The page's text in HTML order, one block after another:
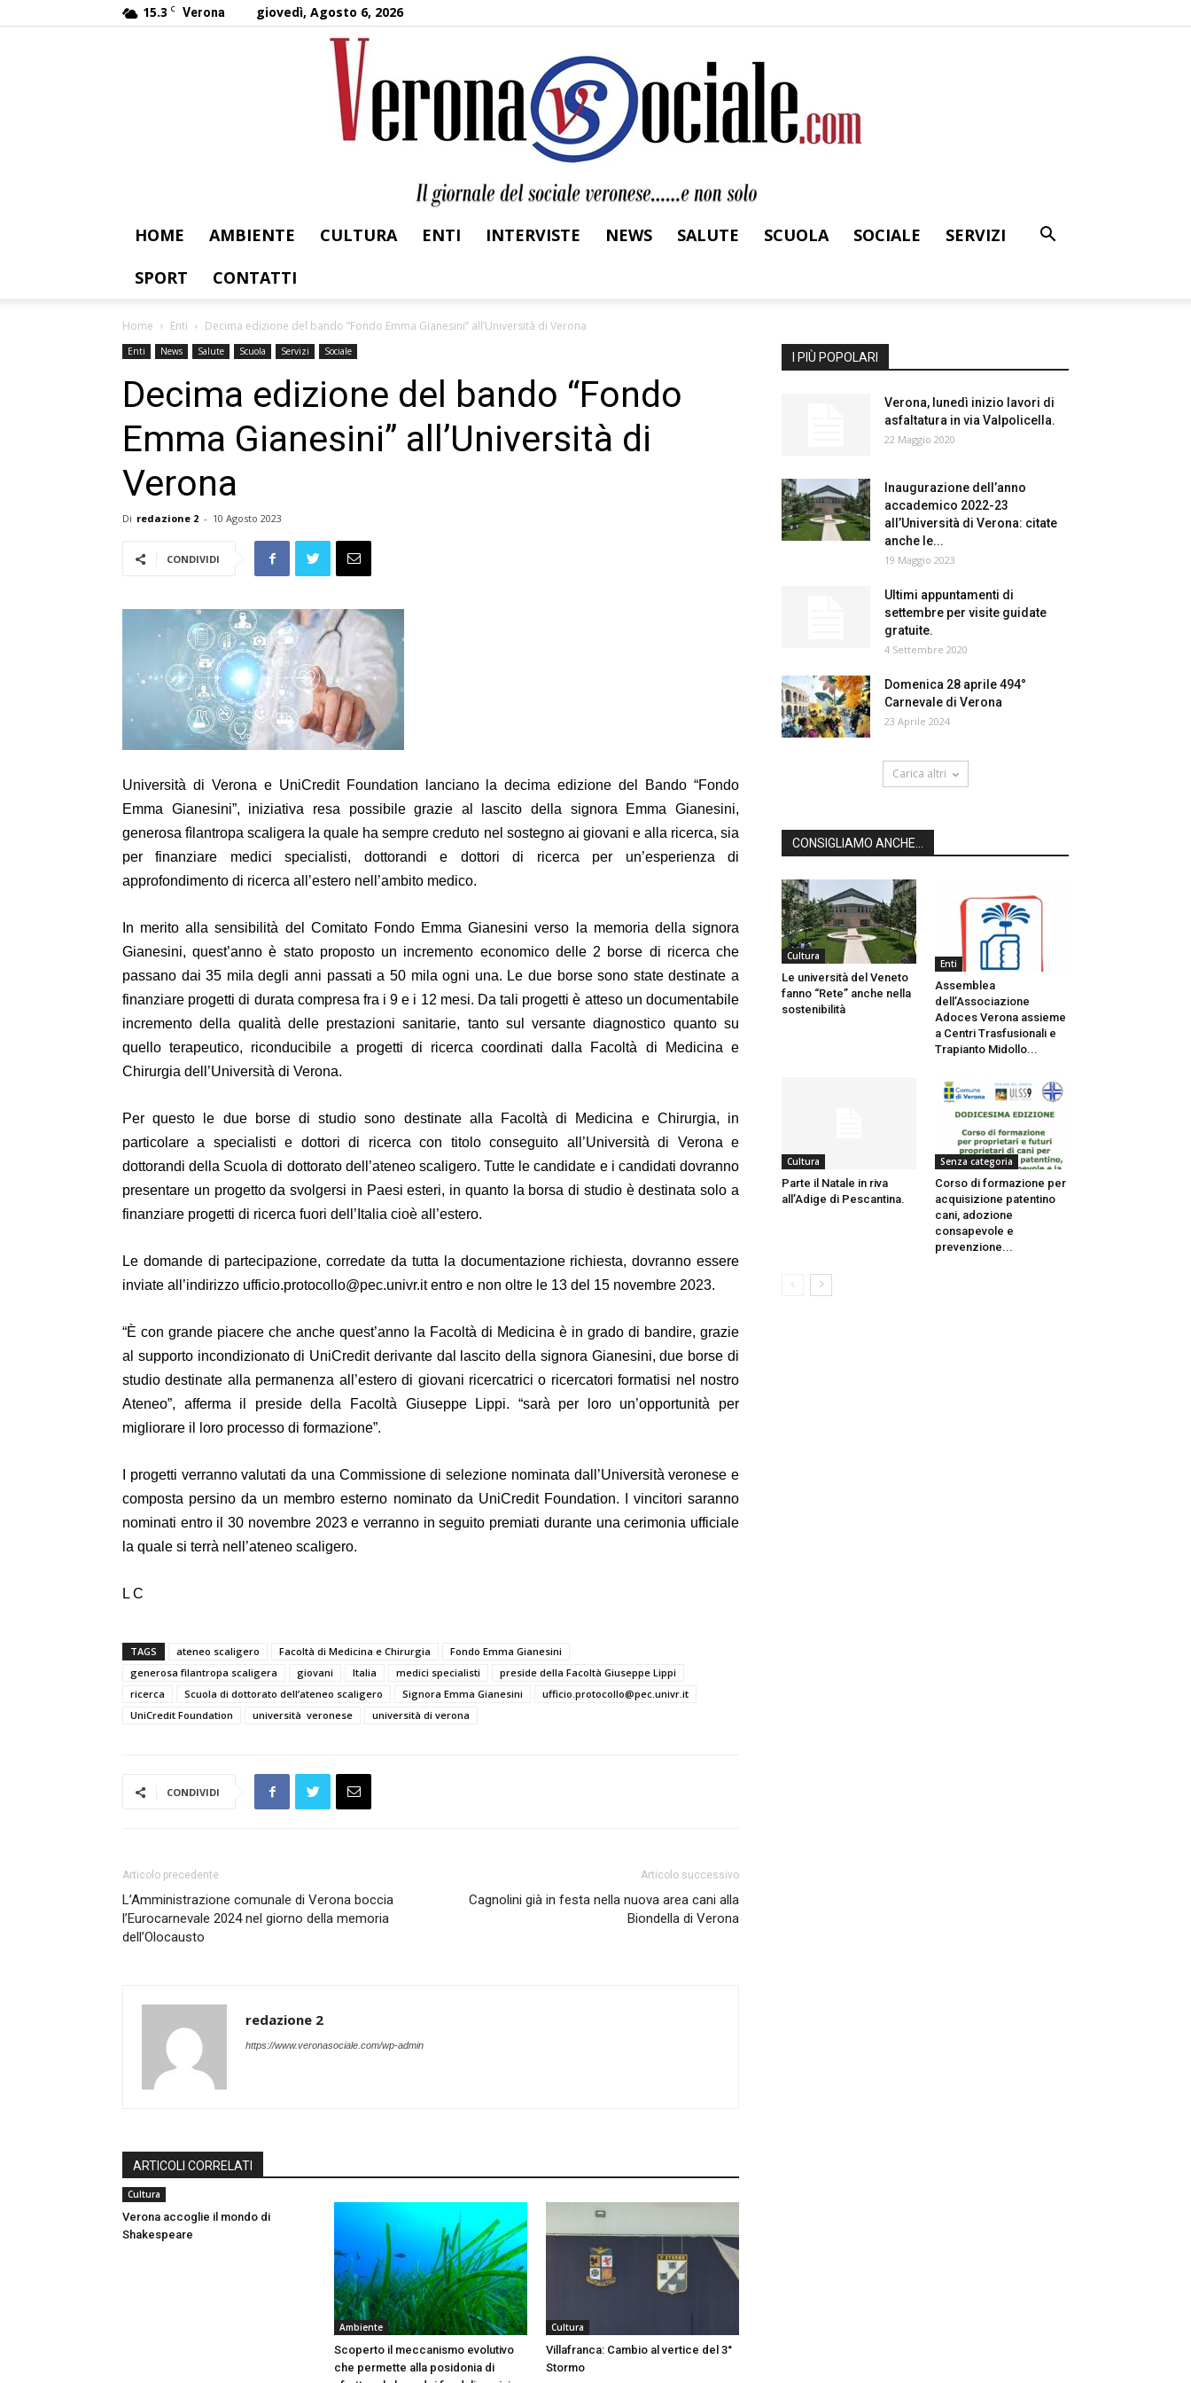
15.3 C Verona giovedì, Agosto 6, 2026
Sociale
HOME AMBIENTE CULTURA ENTI INTERVISTE NEWS SALUTE SCUOLA SOCIALE
SERVIZI
SPORT
CONTATTI
Home Enti Decima edizione del bando “Fondo Emma Gianesini” all’Università di Verona
Enti News Salute Scuola Servizi Sociale
Decima edizione del bando “Fondo
Emma Gianesini” all’Università di
Verona
Di redazione 2 - 10 Agosto 2023
CONDIVIDI
Università di Verona e UniCredit Foundation lanciano la decima edizione del Bando “Fondo
Emma Gianesini”, iniziativa resa possibile grazie al lascito della signora Emma Gianesini,
generosa fìlantropa scaligera la quale ha sempre creduto nel sostegno ai giovani e alla ricerca, sia
per finanziare medici specialisti, dottorandi e dottori di ricerca per un’esperienza di
approfondimento di ricerca all’estero nell’ambito medico.
In merito alla sensibilità del Comitato Fondo Emma Gianesini verso la memoria della signora
Gianesini, quest’anno è stato proposto un incremento economico delle 2 borse di ricerca che
passano dai 35 mila degli anni passati a 50 mila ogni una. Le due borse sono state destinate a
finanziare progetti di durata compresa fra i 9 e i 12 mesi. Da tali progetti è atteso un documentabile
incremento della qualità delle prestazioni sanitarie, tanto sul versante diagnostico quanto su
quello terapeutico, riconducibile a progetti di ricerca coordinati dalla Facoltà di Medicina e
Chirurgia dell’Università di Verona.
Per questo le due borse di studio sono destinate alla Facoltà di Medicina e Chirurgia, in
particolare a specialisti e dottori di ricerca con titolo conseguito all’Università di Verona e
dottorandi della Scuola di dottorato dell’ateneo scaligero. Tutte le candidate e i candidati dovranno
presentare un progetto da svolgersi in Paesi esteri, in quanto la borsa di studio è destinata solo a
finanziare progetti di ricerca fuori dell’Italia cioè all’estero.
Le domande di partecipazione, corredate da tutta la documentazione richiesta, dovranno essere
inviate all’indirizzo ufficio.protocollo@pec.univr.itentro e non oltre le 13 del 15 novembre 2023.
“È con grande piacere che anche quest’anno la Facoltà di Medicina è in grado di bandire, grazie
al supporto incondizionato di UniCredit derivante dal lascito della signora Gianesini, due borse di
studio destinate alla permanenza all’estero di giovani ricercatrici o ricercatori formatisi nel nostro
Ateneo”, afferma il preside della Facoltà Giuseppe Lippi. “sarà per loro un’opportunità per
migliorare il loro processo di formazione”.
I progetti verranno valutati da una Commissione di selezione nominata dall’Università veronese e
composta persino da un membro esterno nominato da UniCredit Foundation. I vincitori saranno
nominati entro il 30 novembre 2023 e verranno in seguito premiati durante una cerimonia ufficiale
la quale si terrà nell’ateneo scaligero.
L C
TAGS ateneo scaligero Facoltà di Medicina e Chirurgia
Fondo Emma Gianesini
generosa fìlantropa scaligera
giovani Italia medici specialisti
preside della Facoltà Giuseppe Lippi
ricerca
Scuola di dottorato dell’ateneo scaligero Signora Emma Gianesini
ufficio.protocollo@pec.univr.it
UniCredit Foundation
università veronese università di verona
CONDIVIDI
Articolo precedente
L’Amministrazione comunale di Verona boccia
l’Eurocarnevale 2024 nel giorno della memoria
dell’Olocausto
Articolo successivo
Cagnolini già in festa nella nuova area cani alla
Biondella di Verona
redazione 2
https://www.veronasociale.com/wp-admin
ARTICOLI CORRELATI
Cultura
Verona accoglie il mondo di
Shakespeare
Ambiente
Scoperto il meccanismo evolutivo
che permette alla posidonia di
Cultura
Villafranca: Cambio al vertice del 3°
Stormo
I PIÙ POPOLARI
Verona, lunedì inizio lavori di
asfaltatura in via Valpolicella.
22 Maggio 2020
Inaugurazione dell’anno
accademico 2022-23
all’Università di Verona: citate
anche le...
19 Maggio 2023
Ultimi appuntamenti di
settembre per visite guidate
gratuite.
4 Settembre 2020
Domenica 28 aprile 494°
Carnevale di Verona
23 Aprile 2024
Carica altri
CONSIGLIAMO ANCHE...
Cultura
Le università del Veneto
fanno “Rete” anche nella
sostenibilità
Enti
Assemblea
dell’Associazione
Adoces Verona assieme
a Centri Trasfusionali e
Trapianto Midollo...
Cultura
Parte il Natale in riva
all’Adige di Pescantina.
Senza categoria
Corso di formazione per
acquisizione patentino
cani, adozione
consapevole e
prevenzione...